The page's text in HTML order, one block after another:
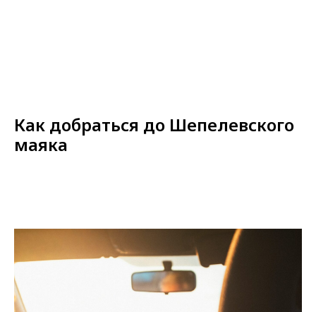
Как добраться до Шепелевского
маяка